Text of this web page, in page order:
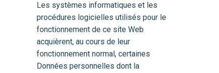
Les systèmes informatiques et les
procédures logicielles utilisés pour le
fonctionnement de ce site Web
acquièrent, au cours de leur
fonctionnement normal, certaines
Données personnelles dont la